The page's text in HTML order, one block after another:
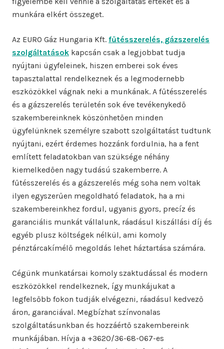
munkára elkért összeget.
Az EURO Gáz Hungaria Kft. fűtésszerelés, gázszerelés
szolgáltatások kapcsán csak a legjobbat tudja
nyújtani ügyfeleinek, hiszen emberei sok éves
tapasztalattal rendelkeznek és a legmodernebb
eszközökkel vágnak neki a munkának. A fűtésszerelés
és a gázszerelés területén sok éve tevékenykedő
szakembereinknek köszönhetően minden
ügyfelünknek személyre szabott szolgáltatást tudtunk
nyújtani, ezért érdemes hozzánk fordulnia, ha a fent
említett feladatokban van szüksége néhány
kiemelkedően nagy tudású szakemberre. A
fűtésszerelés és a gázszerelés még soha nem voltak
ilyen egyszerűen megoldható feladatok, ha a mi
szakembereinkhez fordul, ugyanis gyors, precíz és
garanciális munkát vállalunk, ráadásul kiszállási díj és
egyéb plusz költségek nélkül, ami komoly
pénztárcakímélő megoldás lehet háztartása számára.
Cégünk munkatársai komoly szaktudással és modern
eszközökkel rendelkeznek, így munkájukat a
legfelsőbb fokon tudják elvégezni, ráadásul kedvező
áron, garanciával. Megbízhat színvonalas
szolgáltatásunkban és hozzáértő szakembereink
munkájában. Hívja a +3620/36-68-067-es